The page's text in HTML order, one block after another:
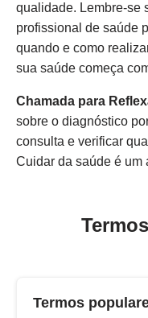
qualidade. Lembre-se
profissional de saúde
quando e como
sua saúde começa
Chamada para
sobre o diagnóstico
consulta e verificar
Cuidar da saúde é um
Termos